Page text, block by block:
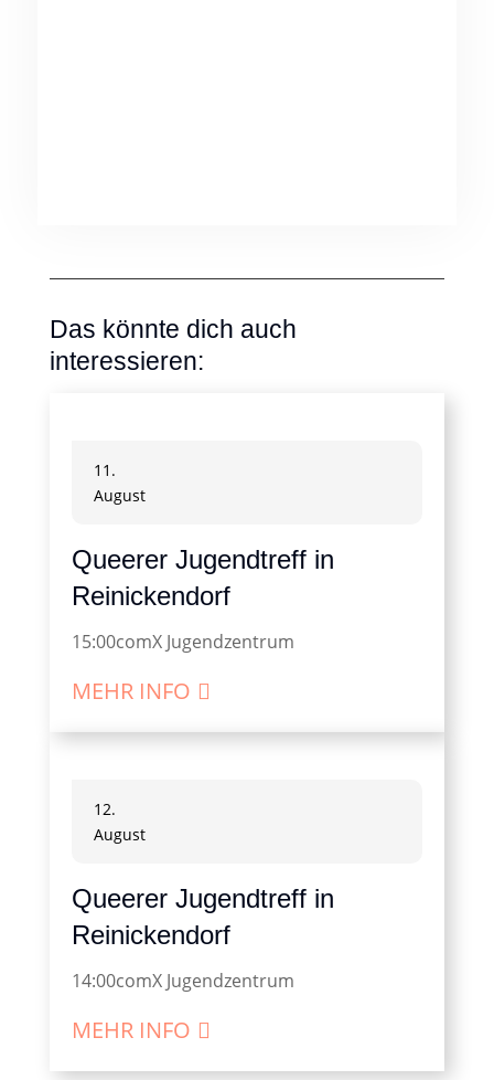
Das könnte dich auch
interessieren:
11.
August
Queerer Jugendtreff in
Reinickendorf
15:00comX Jugendzentrum
MEHR INFO
12.
August
Queerer Jugendtreff in
Reinickendorf
14:00comX Jugendzentrum
MEHR INFO